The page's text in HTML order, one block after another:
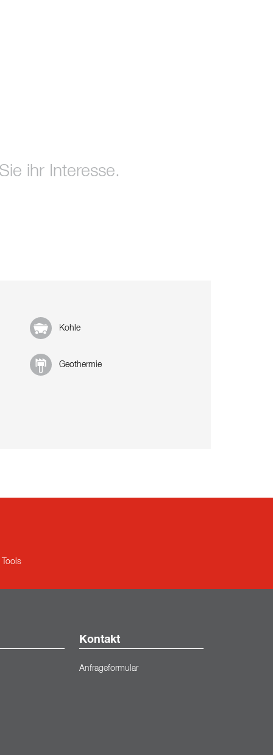
ihr Interesse.
Kohle
Geothermie
Tools
Kontakt
Anfrageformular